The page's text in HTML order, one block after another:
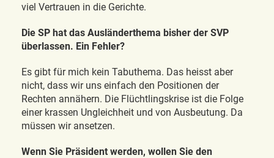
viel Vertrauen in die Gerichte.
Die SP hat das Ausländerthema bisher der SVP
überlassen. Ein Fehler?
Es gibt für mich kein Tabuthema. Das heisst aber
nicht, dass wir uns einfach den Positionen der
Rechten annähern. Die Flüchtlingskrise ist die Folge
einer krassen Ungleichheit und von Ausbeutung. Da
müssen wir ansetzen.
Wenn Sie Präsident werden, wollen Sie den